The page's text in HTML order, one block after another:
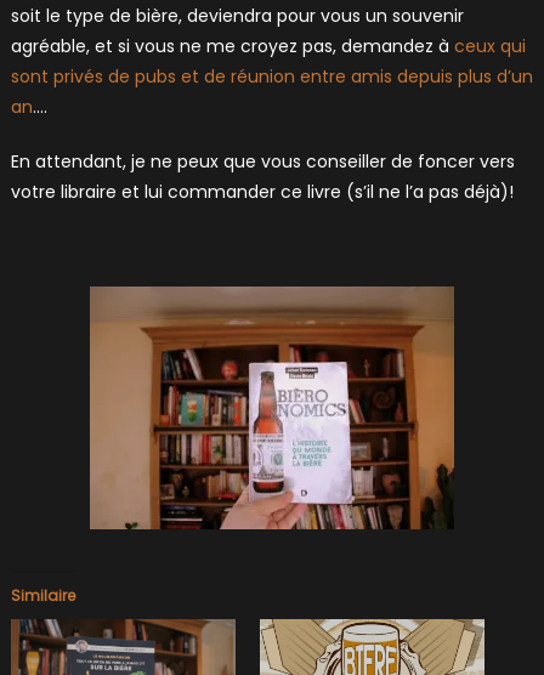
soit le type de bière, deviendra pour vous un souvenir
agréable, et si vous ne me croyez pas, demandez à ceux qui
sont privés de pubs et de réunion entre amis depuis plus d’un
an….
En attendant, je ne peux que vous conseiller de foncer vers
votre libraire et lui commander ce livre (s’il ne l’a pas déjà)!
Similaire